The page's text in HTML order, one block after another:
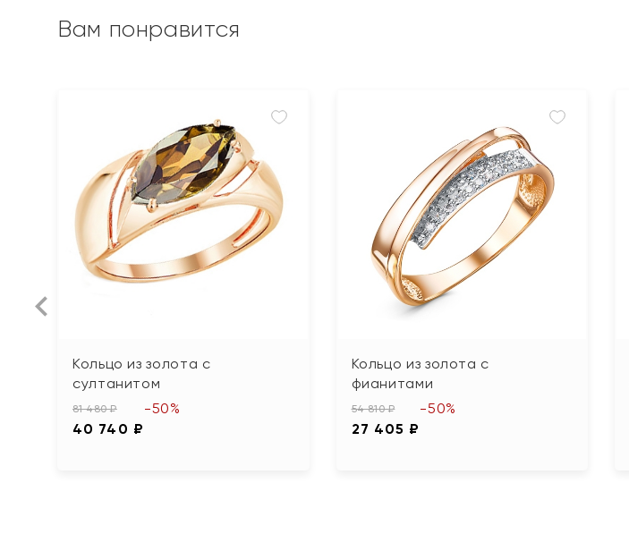
Вам понравится
Кольцо из золота с
султанитом
81 480 ₽
40 740 ₽
-50%
Кольцо из золота с
фианитами
54 810 ₽
27 405 ₽
-50%